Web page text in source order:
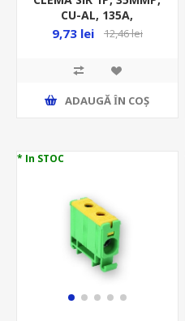
CU-AL, 135A,
ALBASTRU,
9,73 lei 12,46 lei
ADAUGĂ ȊN COŞ
* In STOC